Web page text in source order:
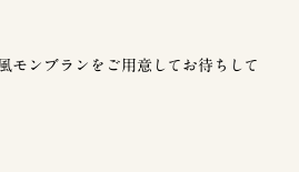
モンブランをご用意してお待ちして